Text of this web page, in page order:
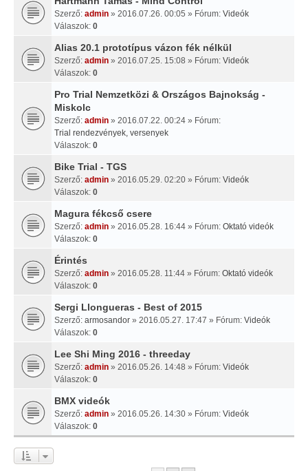
Szerző: admin » 2016.07.26. 00:05 » Fórum: Videók
Válaszok: 0
Alias 20.1 prototípus vázon fék nélkül
Szerző: admin » 2016.07.25. 15:08 » Fórum: Videók
Válaszok: 0
Pro Trial Nemzetközi & Országos Bajnokság -
Miskolc
Szerző: admin » 2016.07.22. 00:24 » Fórum:
Trial rendezvények, versenyek
Válaszok: 0
Bike Trial - TGS
Szerző: admin » 2016.05.29. 02:20 » Fórum: Videók
Válaszok: 0
Magura fékcső csere
Szerző: admin » 2016.05.28. 16:44 » Fórum: Oktató videók
Válaszok: 0
Érintés
Szerző: admin » 2016.05.28. 11:44 » Fórum: Oktató videók
Válaszok: 0
Sergi Llongueras - Best of 2015
Szerző: armosandor » 2016.05.27. 17:47 » Fórum: Videók
Válaszok: 0
Lee Shi Ming 2016 - threeday
Szerző: admin » 2016.05.26. 14:48 » Fórum: Videók
Válaszok: 0
BMX videók
Szerző: admin » 2016.05.26. 14:30 » Fórum: Videók
Válaszok: 0